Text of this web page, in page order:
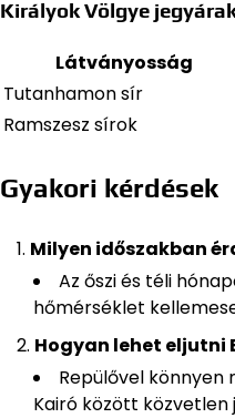
Királyok Völgye
Látványosság
Tutanhamon sír
Ramszesz sírok
Gyakori kérdések
Milyen időszakban
Az őszi és téli
hőmérséklet
Hogyan lehet eljutni
Repülővel
Kairó között közvetlen